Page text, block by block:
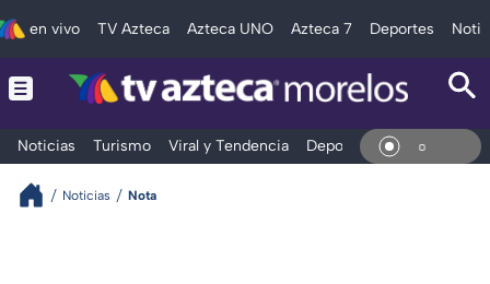
en vivo TV Azteca Azteca UNO Azteca 7 Deportes
Noticias Turismo Viral y Tendencia Deportes Espectáculos
En
Noticias Nota